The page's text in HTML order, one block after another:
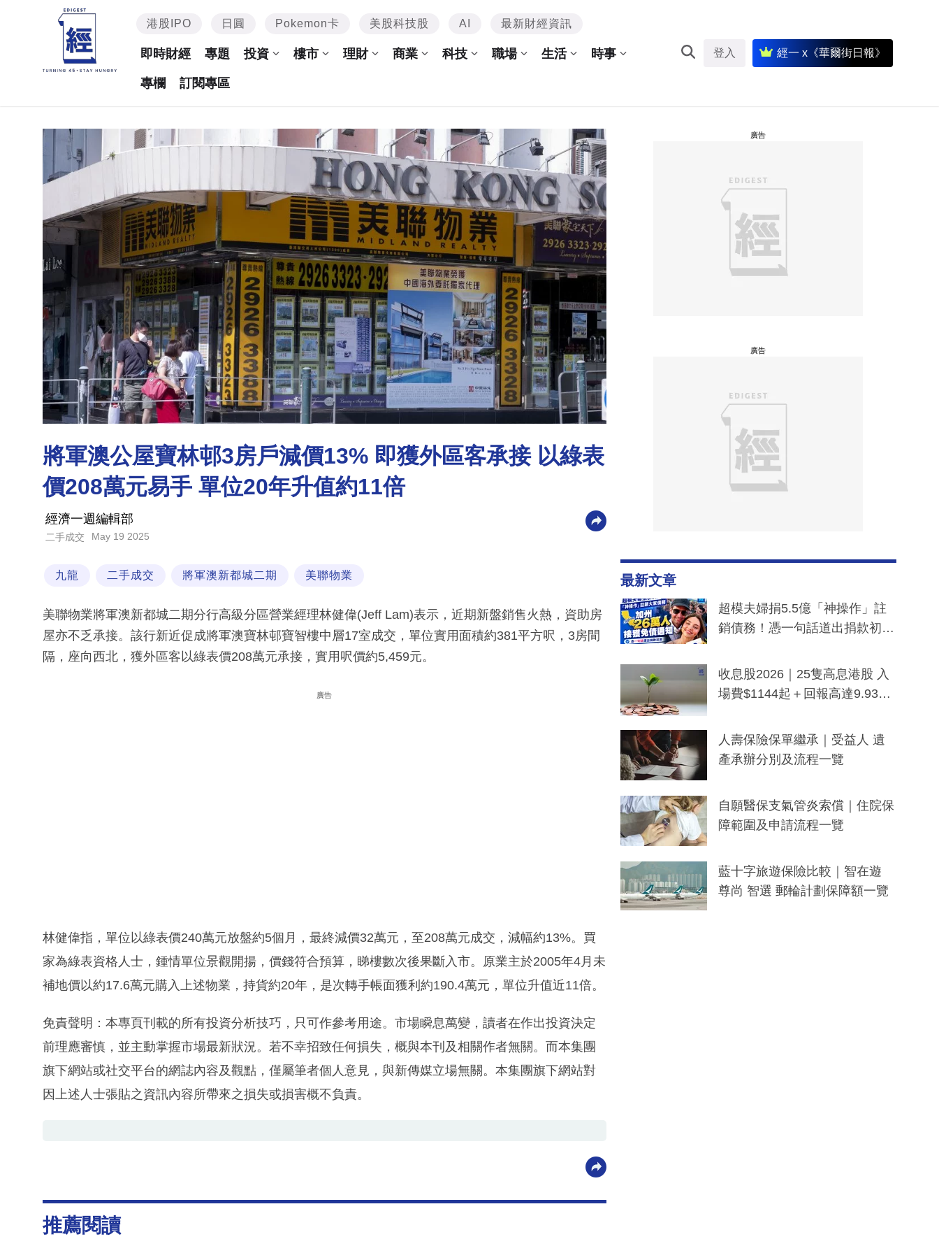
港股IPO 日圓 Pokemon卡 美股科技股 AI 最新財經資訊
即時財經 專題 投資 樓市 理財 商業 科技 職場 生活 時事
專欄 訂閱專區
登入 經一 x《華爾街日報》
將軍澳公屋寶林邨3房戶減價13% 即獲外區客承接 以綠表
價208萬元易手 單位20年升值約11倍
經濟一週編輯部
二手成交 May 19 2025
九龍 二手成交 將軍澳新都城二期 美聯物業
美聯物業將軍澳新都城二期分行高級分區營業經理林健偉(Jeff Lam)表示，近期新盤銷售火熱，資助房
屋亦不乏承接。該行新近促成將軍澳寶林邨寶智樓中層17室成交，單位實用面積約381平方呎，3房間
隔，座向西北，獲外區客以綠表價208萬元承接，實用呎價約5,459元。
廣告
林健偉指，單位以綠表價240萬元放盤約5個月，最終減價32萬元，至208萬元成交，減幅約13%。買
家為綠表資格人士，鍾情單位景觀開揚，價錢符合預算，睇樓數次後果斷入市。原業主於2005年4月未
補地價以約17.6萬元購入上述物業，持貨約20年，是次轉手帳面獲利約190.4萬元，單位升值近11倍。
免責聲明：本專頁刊載的所有投資分析技巧，只可作參考用途。市場瞬息萬變，讀者在作出投資決定
前理應審慎，並主動掌握市場最新狀況。若不幸招致任何損失，概與本刊及相關作者無關。而本集團
旗下網站或社交平台的網誌內容及觀點，僅屬筆者個人意見，與新傳媒立場無關。本集團旗下網站對
因上述人士張貼之資訊內容所帶來之損失或損害概不負責。
推薦閱讀
廣告
廣告
最新文章
超模夫婦捐5.5億「神操作」註
銷債務！憑一句話道出捐款初
一度被誤當詐騙手段
收息股2026｜25隻高息港股 入
場費$1144起＋回報高達9.93
人壽保險保單繼承｜受益人 遺
產承辦分別及流程一覽
自願醫保支氣管炎索償｜住院保
障範圍及申請流程一覽
藍十字旅遊保險比較｜智在遊
尊尚 智選 郵輪計劃保障額一覽